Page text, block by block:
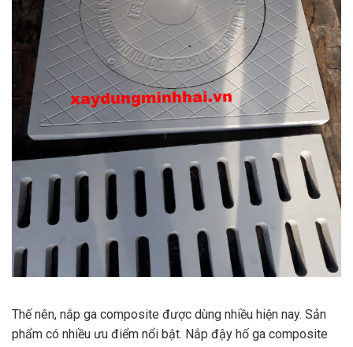
Thế nên, nắp ga composite được dùng nhiều hiện nay. Sản
phẩm có nhiều ưu điểm nổi bật. Nắp đậy hố ga composite